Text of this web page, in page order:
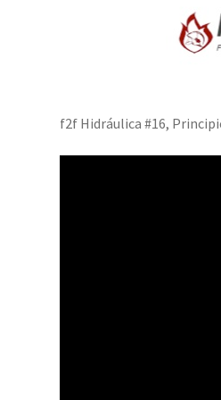
f2f Hidráulica #16,